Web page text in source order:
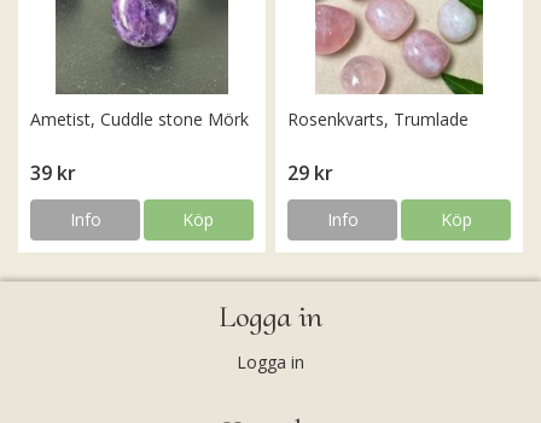
Ametist, Cuddle stone Mörk
39 kr
Info Köp
Rosenkvarts, Trumlade
29 kr
Info Köp
Logga in
Logga in